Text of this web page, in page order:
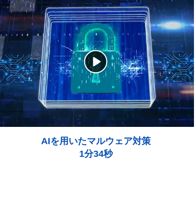
AIを用いたマルウェア対策
1分34秒